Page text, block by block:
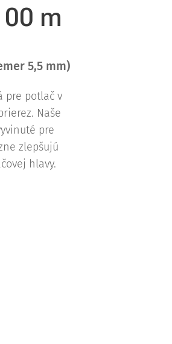
m
5,5 mm)
pre potlač v
Naše
pre
zlepšujú
hlavy.